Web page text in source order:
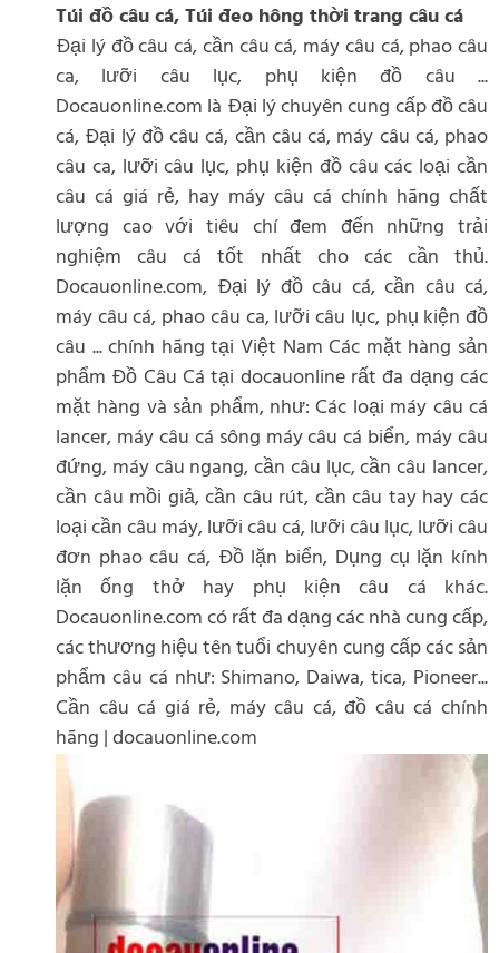
Túi đồ câu cá, Túi đeo hông thời trang câu cá
Đại lý đồ câu cá, cần câu cá, máy câu cá, phao câu
ca, lưỡi câu lục, phụ kiện đồ câu ...
Docauonline.com là Đại lý chuyên cung cấp đồ câu
cá, Đại lý đồ câu cá, cần câu cá, máy câu cá, phao
câu ca, lưỡi câu lục, phụ kiện đồ câu các loại cần
câu cá giá rẻ, hay máy câu cá chính hãng chất
lượng cao với tiêu chí đem đến những trải
nghiệm câu cá tốt nhất cho các cần thủ.
Docauonline.com, Đại lý đồ câu cá, cần câu cá,
máy câu cá, phao câu ca, lưỡi câu lục, phụ kiện đồ
câu ... chính hãng tại Việt Nam Các mặt hàng sản
phẩm Đồ Câu Cá tại docauonline rất đa dạng các
mặt hàng và sản phẩm, như: Các loại máy câu cá
lancer, máy câu cá sông máy câu cá biển, máy câu
đứng, máy câu ngang, cần câu lục, cần câu lancer,
cần câu mồi giả, cần câu rút, cần câu tay hay các
loại cần câu máy, lưỡi câu cá, lưỡi câu lục, lưỡi câu
đơn phao câu cá, Đồ lặn biển, Dụng cụ lặn kính
lặn ống thở hay phụ kiện câu cá khác.
Docauonline.com có rất đa dạng các nhà cung cấp,
các thương hiệu tên tuổi chuyên cung cấp các sản
phẩm câu cá như: Shimano, Daiwa, tica, Pioneer...
Cần câu cá giá rẻ, máy câu cá, đồ câu cá chính
hãng | docauonline.com